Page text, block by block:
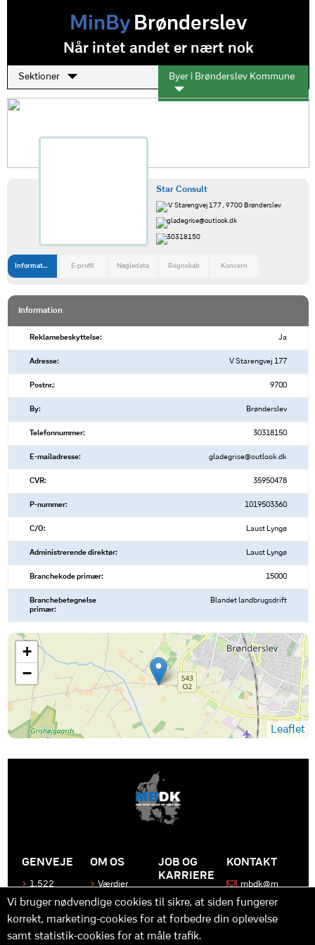
MinByBrønderslev
Når intet andet er nært nok
Sektioner Byer i Brønderslev Kommune
Star Consult
V Starengvej 177 , 9700 Brønderslev
gladegrise@outlook.dk
30318150
Information E-profil Nøgledata Regnskab Koncern
Information
Reklamebeskyttelse: Ja
Adresse: V Starengvej 177
Postnr.: 9700
By: Brønderslev
Telefonnummer: 30318150
E-mailadresse: gladegrise@outlook.dk
CVR: 35950478
P-nummer: 1019503360
C/O: Laust Lyngø
Administrerende direktør: Laust Lyngø
Branchekode primær: 15000
Branchebetegnelse
primær:
Blandet landbrugsdrift
+
−
Leaflet
GENVEJE
1.522
Produkter
Kontakt
os
OM OS
Værdier
Historen
bag
MBDK
Hvad gør
JOB OG
KARRIERE
Bliv en del
af MBDK
Vores
team
KONTAKT
mbdk@m
Vi bruger nødvendige cookies til sikre, at siden fungerer
korrekt, marketing-cookies for at forbedre din oplevelse
samt statistik-cookies for at måle trafik.